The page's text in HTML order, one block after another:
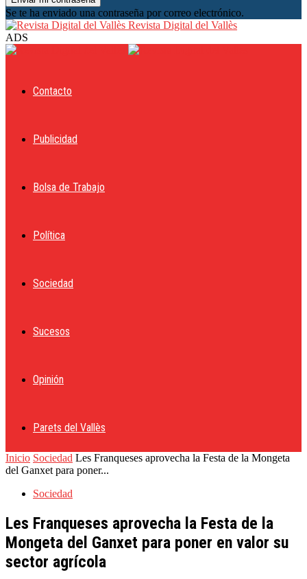
Se te ha enviado una contraseña por correo electrónico.
Revista Digital del Vallès
ADS
Contacto
Publicidad
Bolsa de Trabajo
Política
Sociedad
Sucesos
Opinión
Parets del Vallès
Inicio Sociedad Les Franqueses aprovecha la Festa de la Mongeta
del Ganxet para poner...
Sociedad
Les Franqueses aprovecha la Festa de la
Mongeta del Ganxet para poner en valor su
sector agrícola